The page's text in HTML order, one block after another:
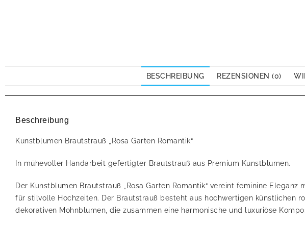
BESCHREIBUNG REZENSIONEN (0)
Beschreibung
Kunstblumen Brautstrauß „Rosa Garten Romantik“
In mühevoller Handarbeit gefertigter Brautstrauß aus Premium Kunstblumen.
Der Kunstblumen Brautstrauß „Rosa Garten Romantik“ vereint feminine
für stilvolle Hochzeiten. Der Brautstrauß besteht aus hochwertigen künstlichen
dekorativen Mohnblumen, die zusammen eine harmonische und luxuriöse